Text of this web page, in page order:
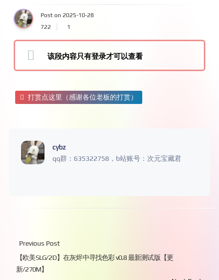
Post on 2025-10-28
722
1
该段内容只有登录才可以查看
打赏点这里（感谢各位老板的打赏）
cybz
qq群：635322758，b站账号：次元宝藏君
Previous Post
【欧美SLG/2D】在灰烬中寻找色彩 v0.8 最新测试版【更
新/270M】